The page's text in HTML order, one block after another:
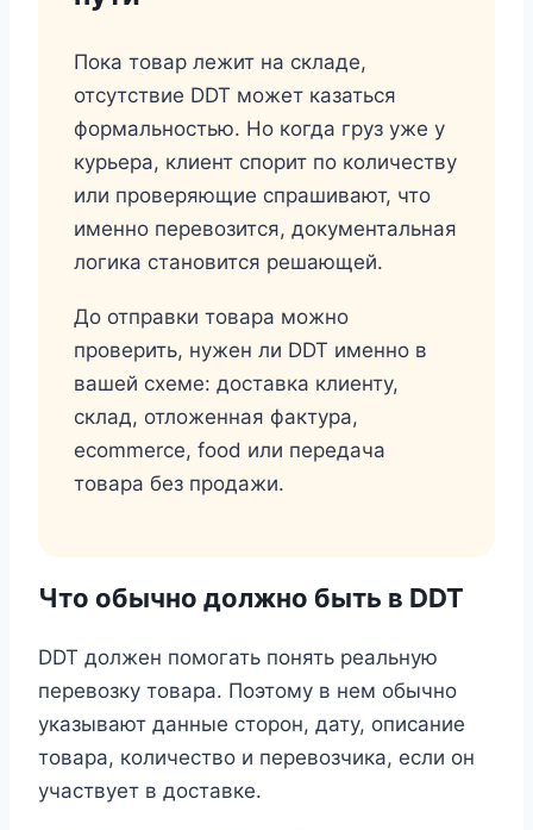
Пока товар лежит на складе,
отсутствие DDT может казаться
формальностью. Но когда груз уже у
курьера, клиент спорит по количеству
или проверяющие спрашивают, что
именно перевозится, документальная
логика становится решающей.
До отправки товара можно
проверить, нужен ли DDT именно в
вашей схеме: доставка клиенту,
склад, отложенная фактура,
ecommerce, food или передача
товара без продажи.
Что обычно должно быть в DDT
DDT должен помогать понять реальную
перевозку товара. Поэтому в нем обычно
указывают данные сторон, дату, описание
товара, количество и перевозчика, если он
участвует в доставке.